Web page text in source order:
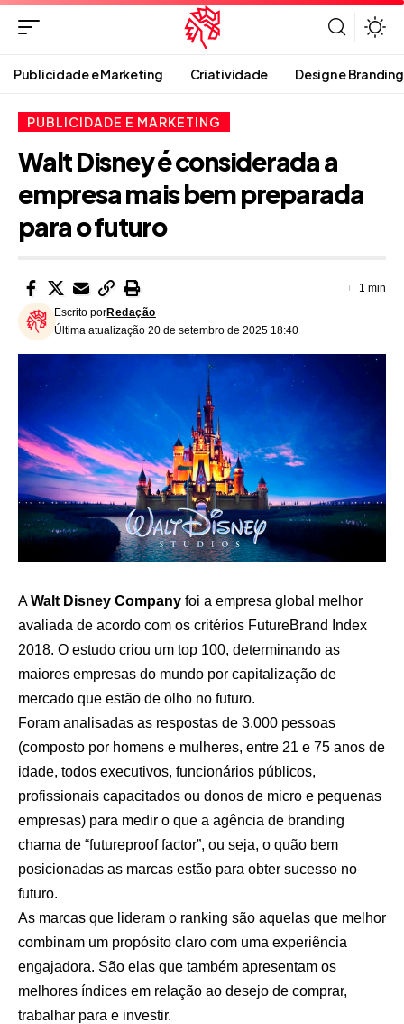
Publicidade e Marketing Criatividade Design e Branding
PUBLICIDADE E MARKETING
Walt Disney é considerada a
empresa mais bem preparada
para o futuro
Última atualização 20 de setembro de 2025 18:40
Escrito porRedação
1 min
AWalt Disney Company foi a empresa global melhor
avaliada de acordo com os critérios FutureBrand Index
2018. O estudo criou um top 100, determinando as
maiores empresas do mundo por capitalização de
mercado que estão de olho no futuro.
Foram analisadas as respostas de 3.000 pessoas
(composto por homens e mulheres, entre 21 e 75 anos de
idade, todos executivos, funcionários públicos,
profissionais capacitados ou donos de micro e pequenas
empresas) para medir o que a agência de branding
chama de “futureproof factor”, ou seja, o quão bem
posicionadas as marcas estão para obter sucesso no
futuro.
As marcas que lideram o ranking são aquelas que melhor
combinam um propósito claro com uma experiência
engajadora. São elas que também apresentam os
melhores índices em relação ao desejo de comprar,
trabalhar para e investir.